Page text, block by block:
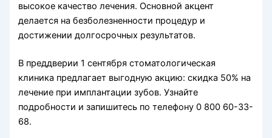
высокое качество лечения. Основной акцент
делается на безболезненности процедур и
достижении долгосрочных результатов.
В преддверии 1 сентября стоматологическая
клиника предлагает выгодную акцию: скидка 50% на
лечение при имплантации зубов. Узнайте
подробности и запишитесь по телефону 0 800 60-33-
68.